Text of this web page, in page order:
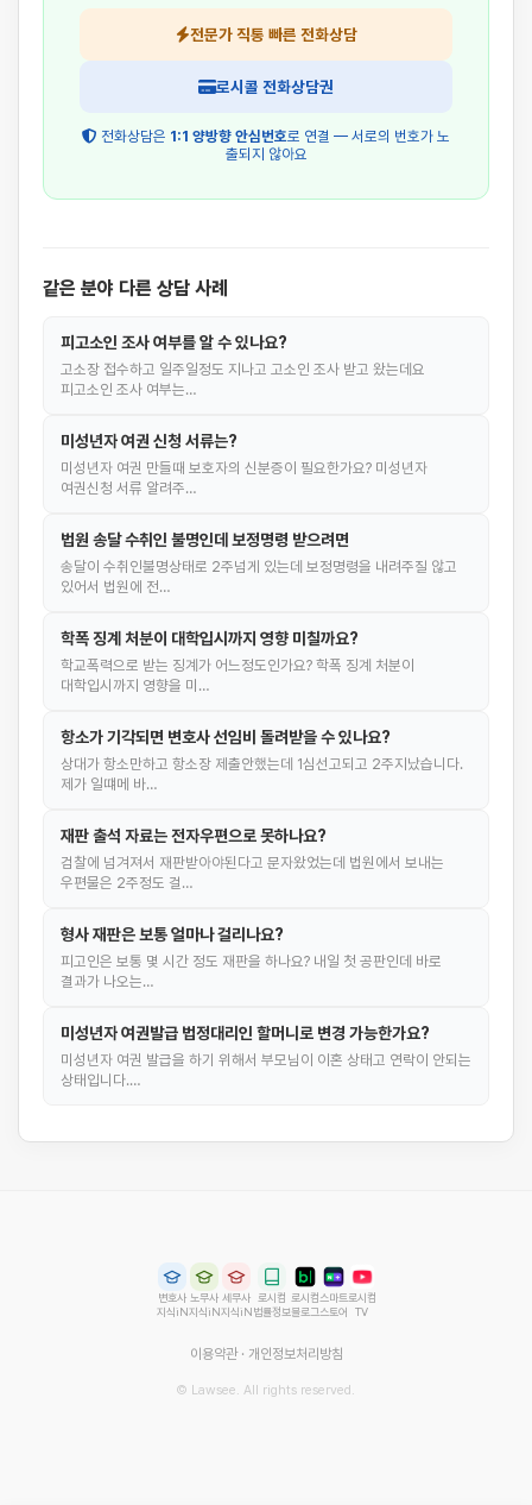
전문가 직통 빠른 전화상담
로시콜 전화상담권
전화상담은 1:1 양방향 안심번호로 연결 — 서로의 번호가 노
출되지 않아요
같은 분야 다른 상담 사례
피고소인 조사 여부를 알 수 있나요?
고소장 접수하고 일주일정도 지나고 고소인 조사 받고 왔는데요
피고소인 조사 여부는…
미성년자 여권 신청 서류는?
미성년자 여권 만들때 보호자의 신분증이 필요한가요? 미성년자
여권신청 서류 알려주…
법원 송달 수취인 불명인데 보정명령 받으려면
송달이 수취인불명상태로 2주넘게 있는데 보정명령을 내려주질 않고
있어서 법원에 전…
학폭 징계 처분이 대학입시까지 영향 미칠까요?
학교폭력으로 받는 징계가 어느정도인가요? 학폭 징계 처분이
대학입시까지 영향을 미…
항소가 기각되면 변호사 선임비 돌려받을 수 있나요?
상대가 항소만하고 항소장 제출안했는데 1심선고되고 2주지났습니다.
제가 일떄메 바…
재판 출석 자료는 전자우편으로 못하나요?
검찰에 넘겨져서 재판받아야된다고 문자왔었는데 법원에서 보내는
우편물은 2주정도 걸…
형사 재판은 보통 얼마나 걸리나요?
피고인은 보통 몇 시간 정도 재판을 하나요? 내일 첫 공판인데 바로
결과가 나오는…
미성년자 여권발급 법정대리인 할머니로 변경 가능한가요?
미성년자 여권 발급을 하기 위해서 부모님이 이혼 상태고 연락이 안되는
상태입니다.…
변호사
지식iN
노무사
지식iN
세무사
지식iN
로시컴
법률정보
로시컴
블로그
스마트
스토어
로시컴
TV
이용약관· 개인정보처리방침
© Lawsee. All rights reserved.